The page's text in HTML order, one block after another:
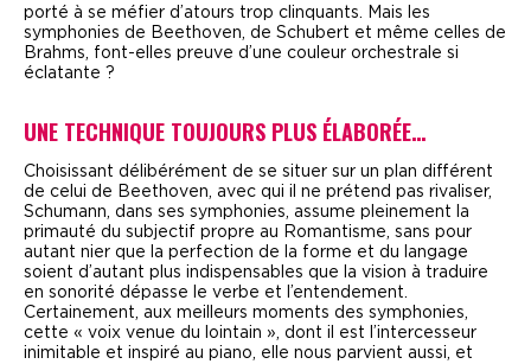
porté à se méfier d’atours trop clinquants. Mais les
symphonies de Beethoven, de Schubert et même celles de
Brahms, font-elles preuve d’une couleur orchestrale si
éclatante ?
UNE TECHNIQUE TOUJOURS PLUS ÉLABORÉE…
Choisissant délibérément de se situer sur un plan différent
de celui de Beethoven, avec qui il ne prétend pas rivaliser,
Schumann, dans ses symphonies, assume pleinement la
primauté du subjectif propre au Romantisme, sans pour
autant nier que la perfection de la forme et du langage
soient d’autant plus indispensables que la vision à traduire
en sonorité dépasse le verbe et l’entendement.
Certainement, aux meilleurs moments des symphonies,
cette « voix venue du lointain », dont il est l’intercesseur
inimitable et inspiré au piano, elle nous parvient aussi, et